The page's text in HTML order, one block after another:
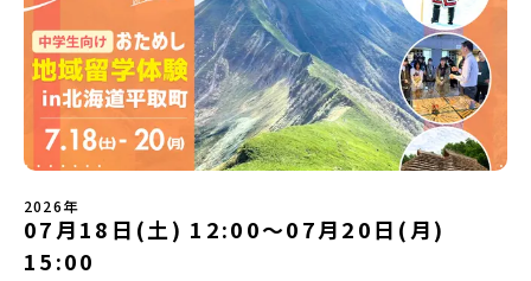
方へ〜プログラムの全体像や魅力、サポート体制について解説しま
す。 【STEP2】個別プログラム説明会（☆順次ページを公開しま
す）〜「地域別のプログラム」を具体的に知りたい方へ〜 「現地で
は何をするの？」という疑問にお答えする説明会です。その場所な
らではのプログラムをたっぷりお伝えします！🚩現在公開中の個別
説明会はこちらから（順次公開予定）【5/7(木)】北海道平取町
【5/8(金)】熊本県芦北町▼おためし地域留学の情報▼おためし地域
体験」のプログラム開催情報を公式LINEにて配信中！ぜひご登録く
ださい♪気になることや不安な点は、LINEから気軽にご相談くださ
い。👉 【LINE登録はこちら】
を送る「地域みらい留学」をプチ体験できるプログラムです。はじ
めてのひとり旅でも安心！現地でもスタッフがしっかりとサポート
いたします。今回のフィールドは「佐賀県有田町（ありたちょ
う）」佐賀県の西部にある有田町は、江戸時代から400年以上続く
「窯業（ようぎょう）」の町。 窯（かま）で粘土を焼いてつくるも
のづくりが、この町の文化として今も受け継がれています。世界で
も知られる「有田焼」は、この窯業の中から生まれました。長い歴
史の中で積み重ねられてきた技術や工夫、そして“つくる人の想
い”が、この町には残っています。また、文化施設が「日本遺産」や
「日本の20世紀遺産」に認定されるなど日本を代表する伝統工芸の
町です。さらに、有田町には「日本の棚田百選」に選ばれた「岳の
棚田（たなだ）」や「名水百選」や「水源の森百選」に選ばれた
2026年
07月18日(土) 12:00〜07月20日(月)
15:00